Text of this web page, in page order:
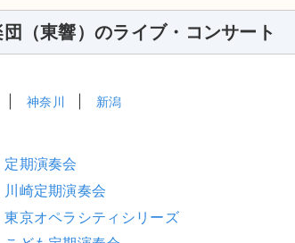
（東響）のライブ・コンサート
神奈川 新潟
期演奏会
崎定期演奏会
京オペラシティシリーズ